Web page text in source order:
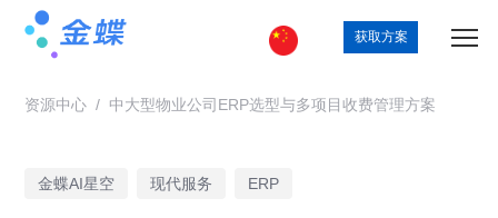
获取方案
资源中心 / 中大型物业公司ERP选型与多项目收费管理方案
金蝶AI星空 现代服务 ERP